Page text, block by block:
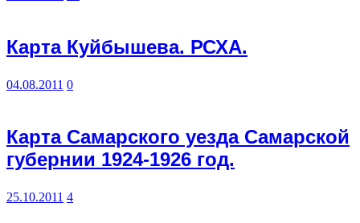
Карта Куйбышева. РСХА.
04.08.2011 0
Карта Самарского уезда Самарской
губернии 1924-1926 год.
25.10.2011 4